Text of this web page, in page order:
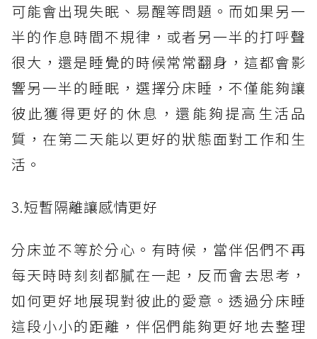
可能會出現失眠、易醒等問題。而如果另一
半的作息時間不規律，或者另一半的打呼聲
很大，還是睡覺的時候常常翻身，這都會影
響另一半的睡眠，選擇分床睡，不僅能夠讓
彼此獲得更好的休息，還能夠提高生活品
質，在第二天能以更好的狀態面對工作和生
活。
3.短暫隔離讓感情更好
分床並不等於分心。有時候，當伴侶們不再
每天時時刻刻都膩在一起，反而會去思考，
如何更好地展現對彼此的愛意。透過分床睡
這段小小的距離，伴侶們能夠更好地去整理